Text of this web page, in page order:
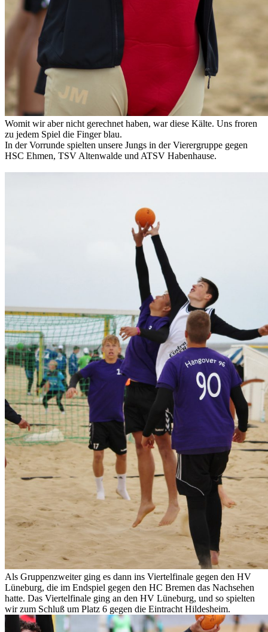
Womit wir aber nicht gerechnet haben, war diese Kälte. Uns froren
zu jedem Spiel die Finger blau.
In der Vorrunde spielten unsere Jungs in der Vierergruppe gegen
HSC Ehmen, TSV Altenwalde und ATSV Habenhause.
Als Gruppenzweiter ging es dann ins Viertelfinale gegen den HV
Lüneburg, die im Endspiel gegen den HC Bremen das Nachsehen
hatte. Das Viertelfinale ging an den HV Lüneburg, und so spielten
wir zum Schluß um Platz 6 gegen die Eintracht Hildesheim.